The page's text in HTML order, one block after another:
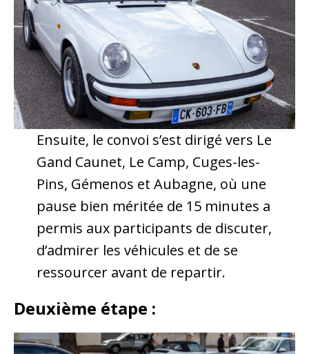
Ensuite, le convoi s’est dirigé vers Le
Gand Caunet, Le Camp, Cuges-les-
Pins, Gémenos et Aubagne, où une
pause bien méritée de 15 minutes a
permis aux participants de discuter,
d’admirer les véhicules et de se
ressourcer avant de repartir.
Deuxième étape :